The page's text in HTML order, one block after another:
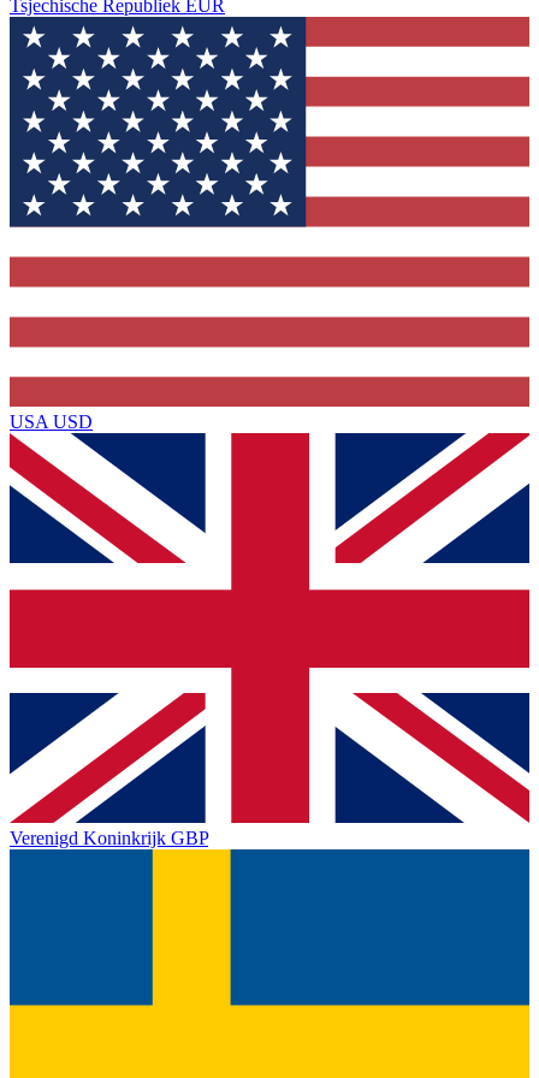
Tsjechische Republiek EUR
USA USD
Verenigd Koninkrijk GBP